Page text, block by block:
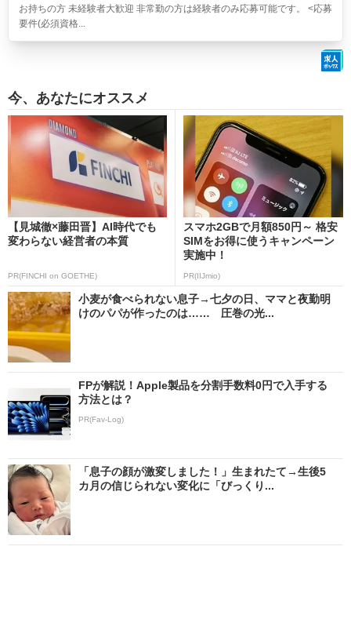
お持ちの方 未経験者大歓迎 非常勤の方は経験者のみ応募可能です。 <応募
要件(必須資格...
今、あなたにオススメ
【見城徹×藤田晋】AI時代でも
変わらない経営者の本質
PR(FINCHI on GOETHE)
スマホ2GBで月額850円～ 格安
SIMをお得に使うキャンペーン
実施中！
PR(IIJmio)
小麦が食べられない息子→七夕の日、ママと夜勤明
けのパパが作ったのは…… 圧巻の光...
FPが解説！Apple製品を分割手数料0円で入手する
方法とは？
PR(Fav-Log)
「息子の顔が激変しました！」生まれたて→生後5
カ月の信じられない変化に「びっくり...